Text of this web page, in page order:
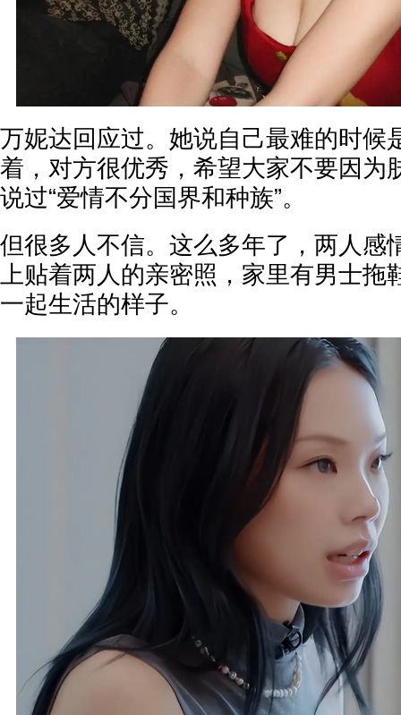
万妮达回应过。她说自己最难的时候
着，对方很优秀，希望大家不要因为
说过“爱情不分国界和种族”。
但很多人不信。这么多年了，两人感
上贴着两人的亲密照，家里有男士拖
一起生活的样子。